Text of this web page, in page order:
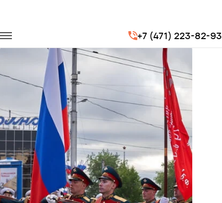
+7 (471) 223-82-93
Транспорт для госучреждений
Репетиции Парадов Победы